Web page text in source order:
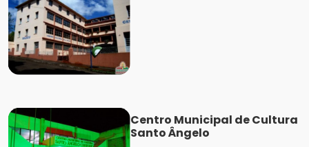
Centro Municipal de Cultura
Santo Ângelo